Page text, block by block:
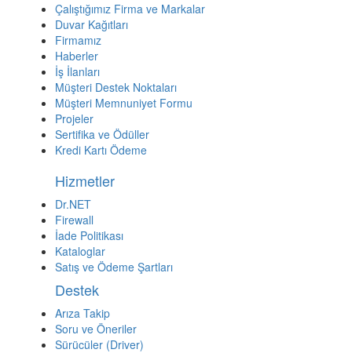
Çalıştığımız Firma ve Markalar
Duvar Kağıtları
Firmamız
Haberler
İş İlanları
Müşteri Destek Noktaları
Müşteri Memnuniyet Formu
Projeler
Sertifika ve Ödüller
Kredi Kartı Ödeme
Hizmetler
Dr.NET
Firewall
İade Politikası
Kataloglar
Satış ve Ödeme Şartları
Destek
Arıza Takip
Soru ve Öneriler
Sürücüler (Driver)